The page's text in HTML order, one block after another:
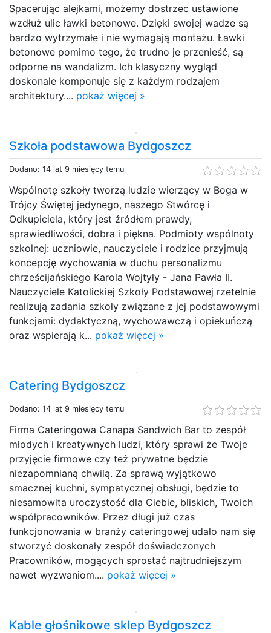
Spacerując alejkami, możemy dostrzec ustawione
wzdłuż ulic ławki betonowe. Dzięki swojej wadze są
bardzo wytrzymałe i nie wymagają montażu. Ławki
betonowe pomimo tego, że trudno je przenieść, są
odporne na wandalizm. Ich klasyczny wygląd
doskonale komponuje się z każdym rodzajem
architektury.... pokaż więcej »
Szkoła podstawowa Bydgoszcz
Dodano: 14 lat 9 miesięcy temu
Wspólnotę szkoły tworzą ludzie wierzący w Boga w
Trójcy Świętej jedynego, naszego Stwórcę i
Odkupiciela, który jest źródłem prawdy,
sprawiedliwości, dobra i piękna. Podmioty wspólnoty
szkolnej: uczniowie, nauczyciele i rodzice przyjmują
koncepcję wychowania w duchu personalizmu
chrześcijańskiego Karola Wojtyły - Jana Pawła II.
Nauczyciele Katolickiej Szkoły Podstawowej rzetelnie
realizują zadania szkoły związane z jej podstawowymi
funkcjami: dydaktyczną, wychowawczą i opiekuńczą
oraz wspierają k... pokaż więcej »
Catering Bydgoszcz
Dodano: 14 lat 9 miesięcy temu
Firma Cateringowa Canapa Sandwich Bar to zespół
młodych i kreatywnych ludzi, który sprawi że Twoje
przyjęcie firmowe czy też prywatne będzie
niezapomnianą chwilą. Za sprawą wyjątkowo
smacznej kuchni, sympatycznej obsługi, będzie to
niesamowita uroczystość dla Ciebie, bliskich, Twoich
współpracowników. Przez długi już czas
funkcjonowania w branży cateringowej udało nam się
stworzyć doskonały zespół doświadczonych
Pracowników, mogących sprostać najtrudniejszym
nawet wyzwaniom.... pokaż więcej »
Kable głośnikowe sklep Bydgoszcz